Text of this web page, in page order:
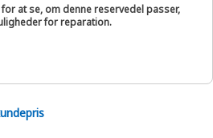
at se, om denne reservedel passer,
for reparation.